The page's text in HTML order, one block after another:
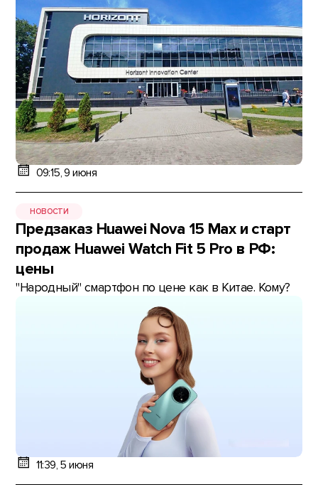
09:15, 9 июня
НОВОСТИ
Предзаказ Huawei Nova 15 Max и старт
продаж Huawei Watch Fit 5 Pro в РФ:
цены
"Народный" смартфон по цене как в Китае. Кому?
11:39, 5 июня